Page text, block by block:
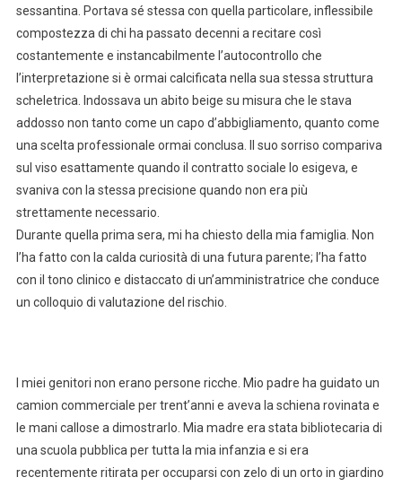
sessantina. Portava sé stessa con quella particolare, inflessibile
compostezza di chi ha passato decenni a recitare così
costantemente e instancabilmente l’autocontrollo che
l’interpretazione si è ormai calcificata nella sua stessa struttura
scheletrica. Indossava un abito beige su misura che le stava
addosso non tanto come un capo d’abbigliamento, quanto come
una scelta professionale ormai conclusa. Il suo sorriso compariva
sul viso esattamente quando il contratto sociale lo esigeva, e
svaniva con la stessa precisione quando non era più
strettamente necessario.
Durante quella prima sera, mi ha chiesto della mia famiglia. Non
l’ha fatto con la calda curiosità di una futura parente; l’ha fatto
con il tono clinico e distaccato di un’amministratrice che conduce
un colloquio di valutazione del rischio.
I miei genitori non erano persone ricche. Mio padre ha guidato un
camion commerciale per trent’anni e aveva la schiena rovinata e
le mani callose a dimostrarlo. Mia madre era stata bibliotecaria di
una scuola pubblica per tutta la mia infanzia e si era
recentemente ritirata per occuparsi con zelo di un orto in giardino